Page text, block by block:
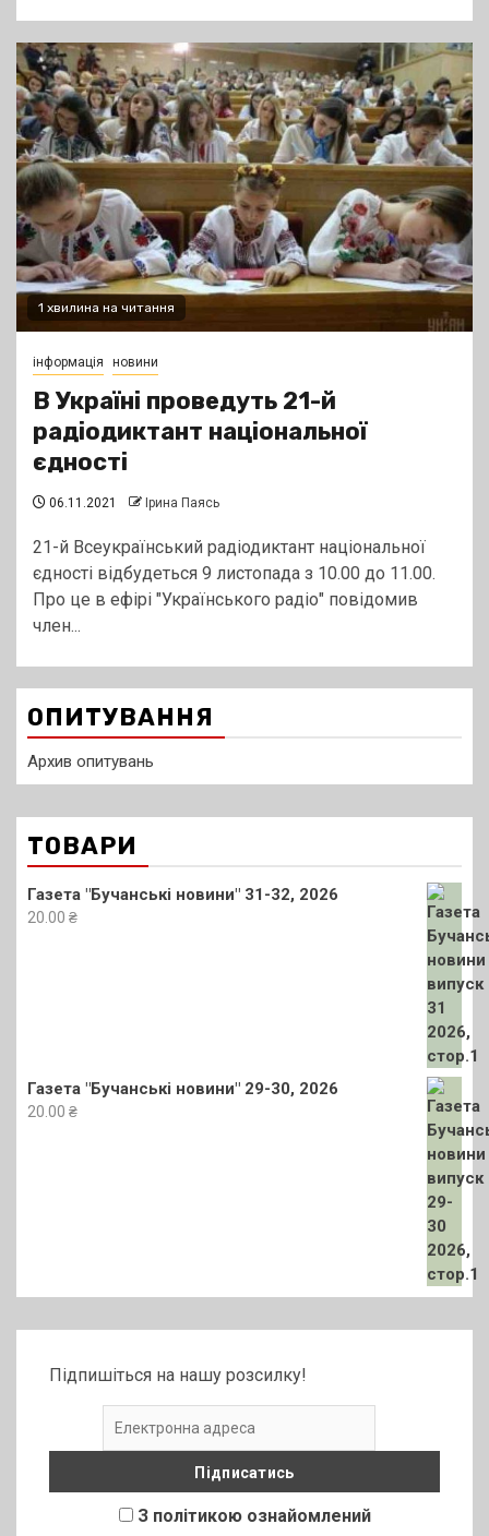
1 хвилина на читання
інформація новини
В Україні проведуть 21-й
радіодиктант національної
єдності
06.11.2021 Ірина Паясь
21-й Всеукраїнський радіодиктант національної
єдності відбудеться 9 листопада з 10.00 до 11.00.
Про це в ефірі "Українського радіо" повідомив
член...
ОПИТУВАННЯ
Архив опитувань
ТОВАРИ
Газета "Бучанські новини" 31-32, 2026
20.00 ₴
Газета "Бучанські новини" 29-30, 2026
20.00 ₴
Підпишіться на нашу розсилку!
З політикою ознайомлений